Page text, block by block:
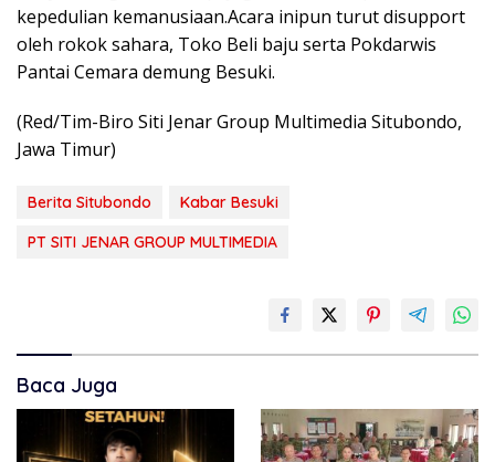
kepedulian kemanusiaan.Acara inipun turut disupport
oleh rokok sahara, Toko Beli baju serta Pokdarwis
Pantai Cemara demung Besuki.
(Red/Tim-Biro Siti Jenar Group Multimedia Situbondo,
Jawa Timur)
Berita Situbondo
Kabar Besuki
PT SITI JENAR GROUP MULTIMEDIA
Baca Juga